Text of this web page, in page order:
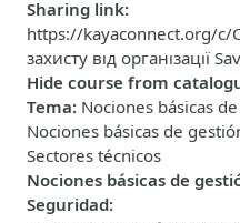
Sharing link:
https://kayaconnect.org/c/
захисту від організації
Hide course from
Tema: Nociones básicas
Nociones básicas de
Sectores técnicos
Nociones básicas de
Seguridad: